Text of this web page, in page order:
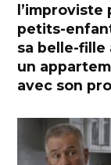
l’improviste
petits-
sa belle-fille
un
avec son